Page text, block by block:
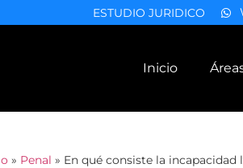
ESTUDIO JURIDICO
Inicio
» Penal » En qué consiste la incapacidad